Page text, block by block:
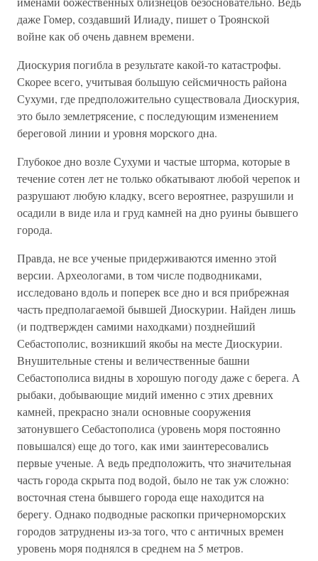
даже Гомер, создавший Илиаду, пишет о Троянской
войне как об очень давнем времени.
Диоскурия погибла в результате какой-то катастрофы.
Скорее всего, учитывая большую сейсмичность района
Сухуми, где предположительно существовала Диоскурия,
это было землетрясение, с последующим изменением
береговой линии и уровня морского дна.
Глубокое дно возле Сухуми и частые шторма, которые в
течение сотен лет не только обкатывают любой черепок и
разрушают любую кладку, всего вероятнее, разрушили и
осадили в виде ила и груд камней на дно руины бывшего
города.
Правда, не все ученые придерживаются именно этой
версии. Археологами, в том числе подводниками,
исследовано вдоль и поперек все дно и вся прибрежная
часть предполагаемой бывшей Диоскурии. Найден лишь
(и подтвержден самими находками) позднейший
Себастополис, возникший якобы на месте Диоскурии.
Внушительные стены и величественные башни
Себастополиса видны в хорошую погоду даже с берега. А
рыбаки, добывающие мидий именно с этих древних
камней, прекрасно знали основные сооружения
затонувшего Себастополиса (уровень моря постоянно
повышался) еще до того, как ими заинтересовались
первые ученые. А ведь предположить, что значительная
часть города скрыта под водой, было не так уж сложно:
восточная стена бывшего города еще находится на
берегу. Однако подводные раскопки причерноморских
городов затруднены из-за того, что с античных времен
уровень моря поднялся в среднем на 5 метров.